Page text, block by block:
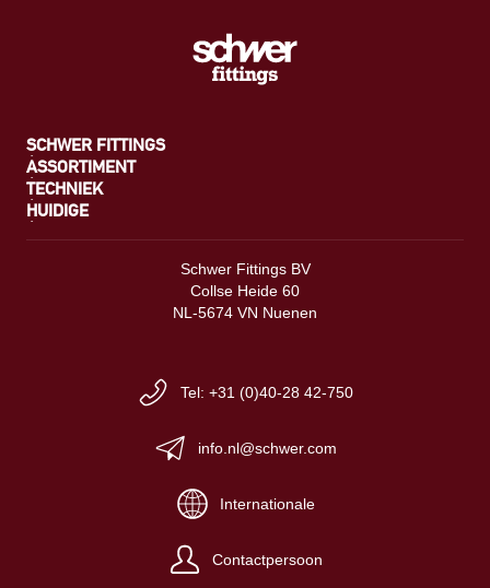
SCHWER FITTINGS
ASSORTIMENT
TECHNIEK
HUIDIGE
Schwer Fittings BV
Collse Heide 60
NL-5674 VN Nuenen
Tel: +31 (0)40-28 42-750
info.nl@schwer.com
Internationale
Contactpersoon